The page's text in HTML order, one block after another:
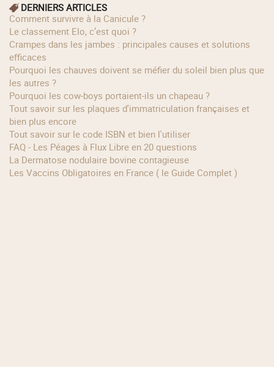
DERNIERS ARTICLES
Comment survivre à la Canicule ?
Le classement Elo, c’est quoi ?
Crampes dans les jambes : principales causes et solutions
efficaces
Pourquoi les chauves doivent se méfier du soleil bien plus que
les autres ?
Pourquoi les cow‑boys portaient‑ils un chapeau ?
Tout savoir sur les plaques d'immatriculation françaises et
bien plus encore
Tout savoir sur le code ISBN et bien l'utiliser
FAQ - Les Péages à Flux Libre en 20 questions
La Dermatose nodulaire bovine contagieuse
Les Vaccins Obligatoires en France ( le Guide Complet )